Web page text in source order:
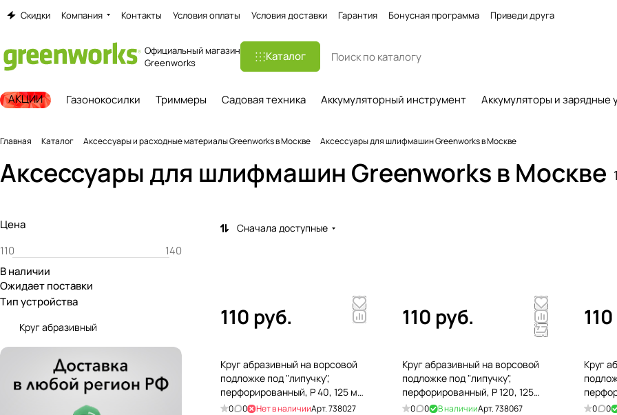
Скидки Компания Контакты Условия оплаты Условия доставки Гарантия Бонусная программа Приведи друга
Официальный магазин
Greenworks
Каталог
АКЦИИ Газонокосилки Триммеры Садовая техника Аккумуляторный инструмент Аккумуляторы и зарядные
Главная Каталог Аксессуары и расходные материалы Greenworks в Москве Аксессуары для шлифмашин Greenworks в Москве
Аксессуары для шлифмашин Greenworks в Москве
Сначала доступные
110 руб.
Круг абразивный на ворсовой
подложке под "липучку",
перфорированный, P 40, 125 мм,
5 шт
0 0 Нет в наличииАрт.738027
110 руб.
Круг абразивный на ворсовой
подложке под "липучку",
перфорированный, P 120, 125
мм, 5 шт
0 0 В наличииАрт.738067
Круг
5 шт
0 0
Цена
В наличии
Ожидает поставки
Тип устройства
Круг абразивный